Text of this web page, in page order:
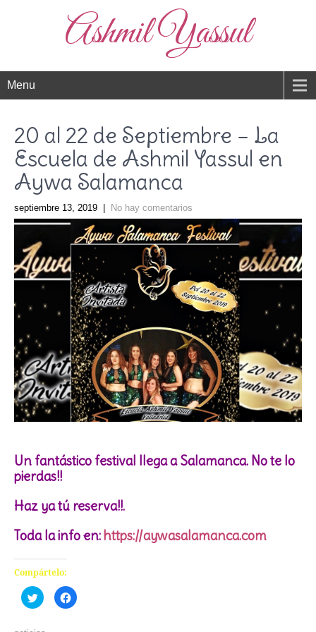
Ashmil Yassul
Menu
20 al 22 de Septiembre – La
Escuela de Ashmil Yassul en
Aywa Salamanca
septiembre 13, 2019 No hay comentarios
Un fantástico festival llega a Salamanca. No te lo
pierdas!!
Haz ya tú reserva!!.
Toda la info en:https://aywasalamanca.com
Compártelo:
Haz
clic
en
Haz
clic